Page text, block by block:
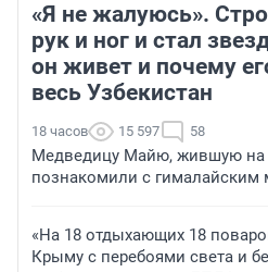
«Я не жалуюсь».
рук и ног и стал
он живет и почему
весь Узбекистан
18 часов 15 597 58
Медведицу Майю, жившую на
познакомили с
«На 18 отдыхающих 18
Крыму с перебоями света и